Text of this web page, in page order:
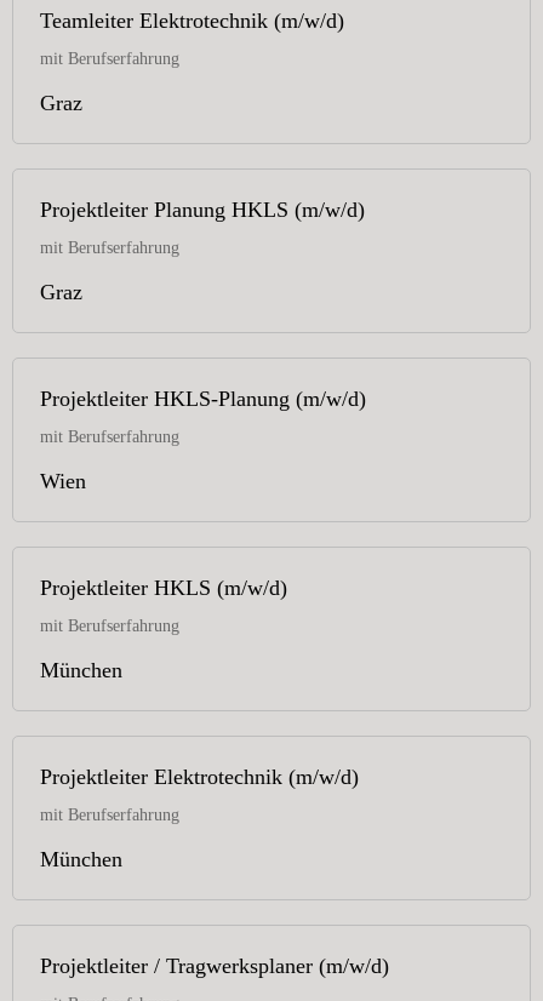
Teamleiter Elektrotechnik (m/w/d)
mit Berufserfahrung
Graz
Projektleiter Planung HKLS (m/w/d)
mit Berufserfahrung
Graz
Projektleiter HKLS-Planung (m/w/d)
mit Berufserfahrung
Wien
Projektleiter HKLS (m/w/d)
mit Berufserfahrung
München
Projektleiter Elektrotechnik (m/w/d)
mit Berufserfahrung
München
Projektleiter / Tragwerksplaner (m/w/d)